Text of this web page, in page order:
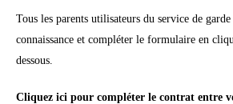
Tous les parents utilisateurs du service de
connaissance et compléter le formulaire en
dessous.
Cliquez ici pour compléter le contrat entre